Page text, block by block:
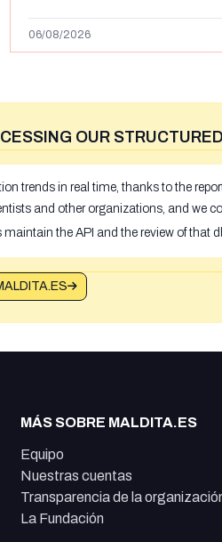
de julio de 2026: son imágenes
06/08/2026
OUR
trends in real time, thanks to the
and other organizations, and we
the API and the review of that
MÁS SOBRE MALDITA.ES
Equipo
Nuestras cuentas
Transparencia de la
La Fundación